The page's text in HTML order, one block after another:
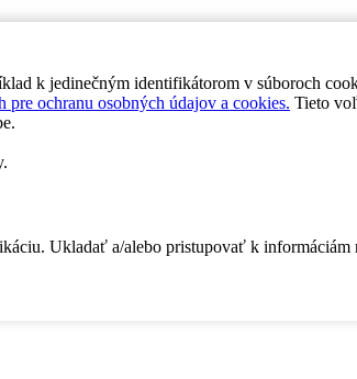
k jedinečným identifikátorom v súboroch
pre ochranu osobných údajov a cookies. Tieto
Ukladať a/alebo pristupovať k informáciám